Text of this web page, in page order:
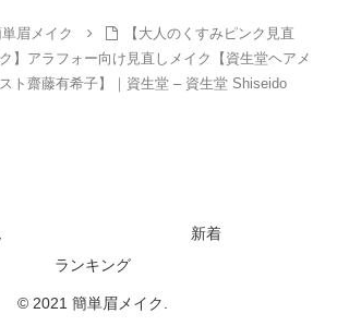
眉メイク
【大人のくすみピンク見直
】アラフォー向け見直しメイク【資生堂ヘアメ
ト齋藤有希子】｜資生堂 – 資生堂 Shiseido
新着
ランキング
© 2021 簡単眉メイク.